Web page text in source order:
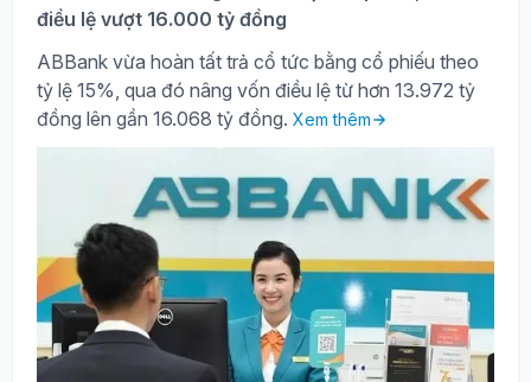
điều lệ vượt 16.000 tỷ đồng
ABBank vừa hoàn tất trả cổ tức bằng cổ phiếu theo
tỷ lệ 15%, qua đó nâng vốn điều lệ từ hơn 13.972 tỷ
đồng lên gần 16.068 tỷ đồng. Xem thêm